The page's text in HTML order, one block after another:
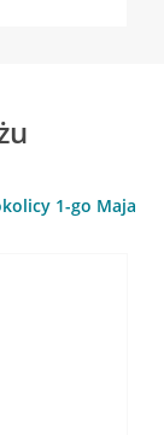
1-go Maja 2